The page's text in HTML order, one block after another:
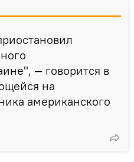
— говорится в
на
американского